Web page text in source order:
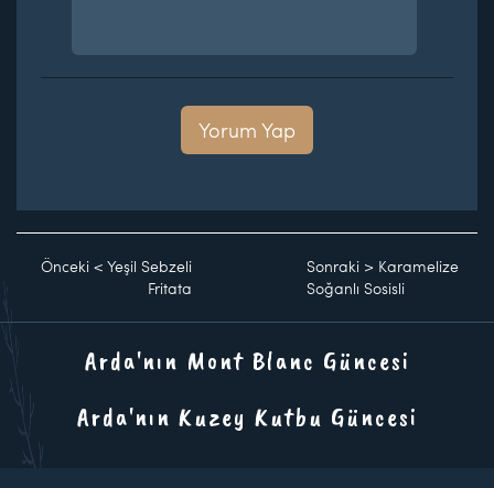
Yorum Yap
Önceki < Yeşil Sebzeli
Fritata
Sonraki > Karamelize
Soğanlı Sosisli
Arda'nın Mont Blanc Güncesi
Arda'nın Kuzey Kutbu Güncesi